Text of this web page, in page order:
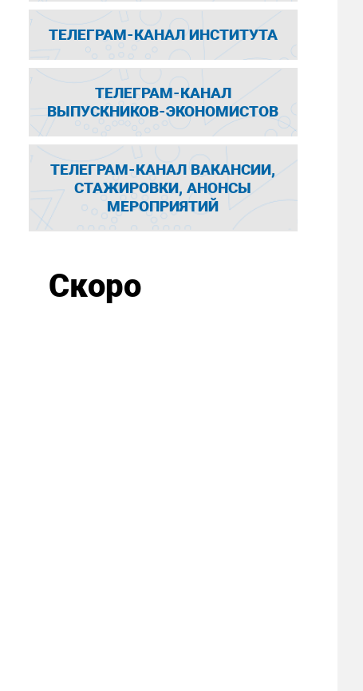
ТЕЛЕГРАМ-КАНАЛ ИНСТИТУТА
ТЕЛЕГРАМ-КАНАЛ
ВЫПУСКНИКОВ-ЭКОНОМИСТОВ
ТЕЛЕГРАМ-КАНАЛ ВАКАНСИИ,
СТАЖИРОВКИ, АНОНСЫ
МЕРОПРИЯТИЙ
Скоро